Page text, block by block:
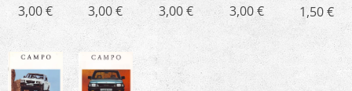
3,00€ 3,00€ 3,00€ 3,00€ 1,50€